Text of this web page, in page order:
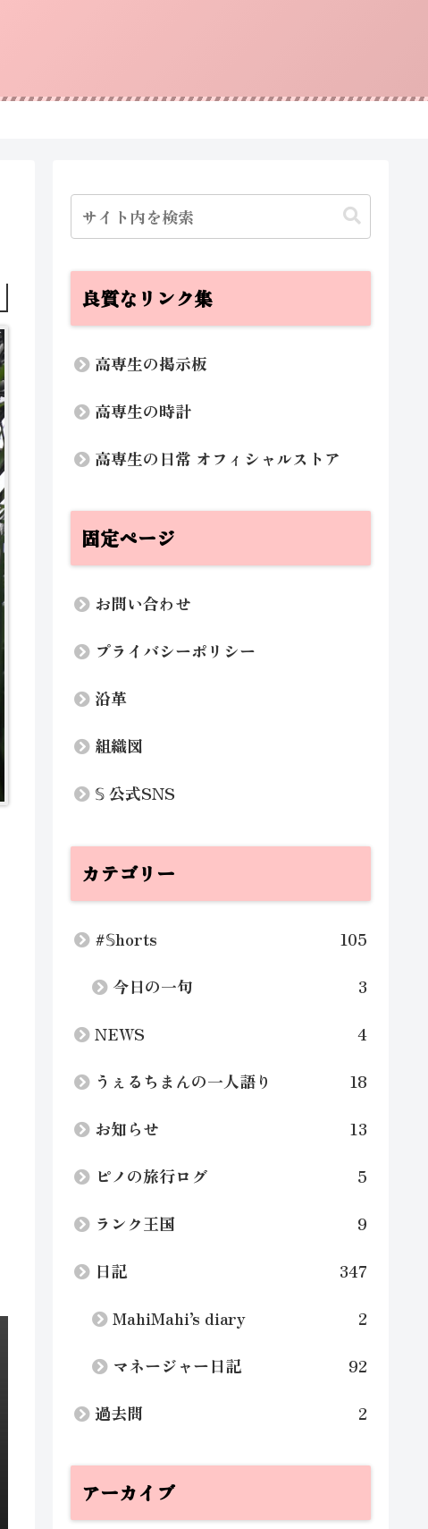
良質なリンク集
高専生の掲示板
高専生の時計
高専生の日常 オフィシャルストア
固定ページ
お問い合わせ
プライバシーポリシー
沿革
組織図
𝕊 公式SNS
カテゴリー
#𝕊horts 105
今日の一句 3
NEWS 4
うぇるちまんの一人語り 18
お知らせ 13
ピノの旅行ログ 5
ランク王国 9
日記 347
MahiMahi’s diary 2
マネージャー日記 92
過去問 2
アーカイブ